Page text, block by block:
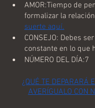
AMOR:Tiempo de
formalizar la
suerte aquí.
CONSEJO: Debes
constante en lo que
NÚMERO DEL DÍA:7
¿QUÉ TE DEPARARÁ
AVERÍGUALO CON